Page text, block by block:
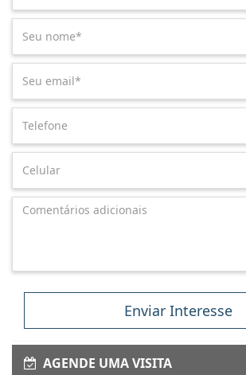
Enviar Interesse
AGENDE UMA VISITA